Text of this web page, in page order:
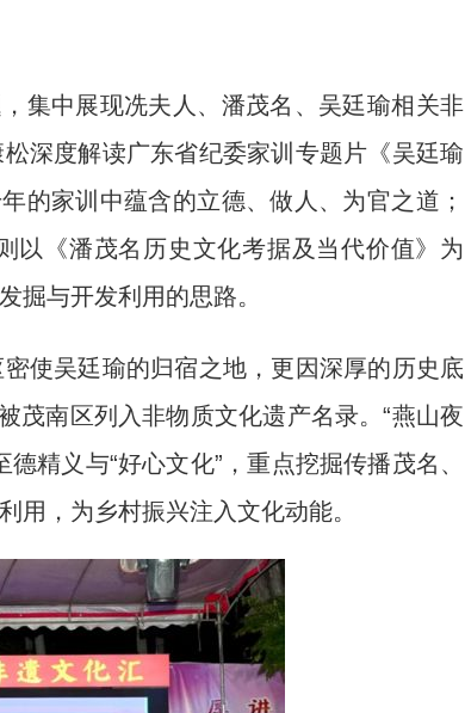
中展现冼夫人、潘茂名、吴廷瑜相关非
深度解读广东省纪委家训专题片《吴廷瑜
的家训中蕴含的立德、做人、为官之道；
以《潘茂名历史文化考据及当代价值》为
掘与开发利用的思路。
吴廷瑜的归宿之地，更因深厚的历史底
茂南区列入非物质文化遗产名录。“燕山夜
精义与“好心文化”，重点挖掘传播茂名、
用，为乡村振兴注入文化动能。